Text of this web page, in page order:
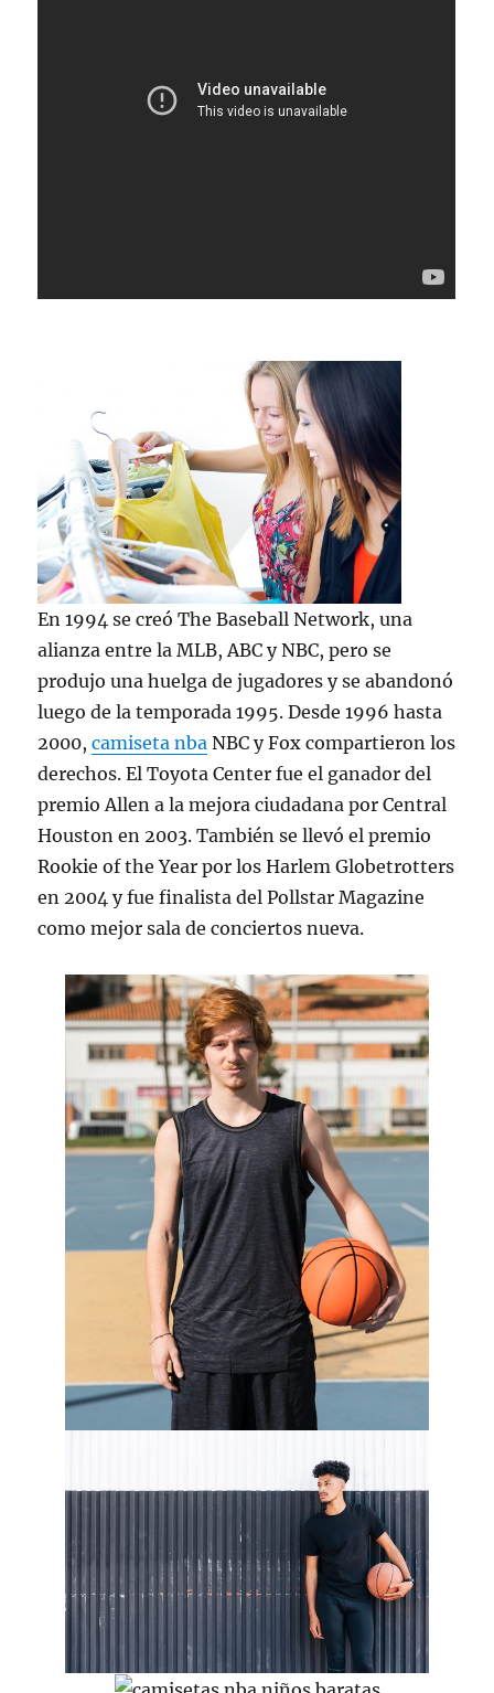
En 1994 se creó The Baseball Network, una
alianza entre la MLB, ABC y NBC, pero se
produjo una huelga de jugadores y se abandonó
luego de la temporada 1995. Desde 1996 hasta
2000,camiseta nba NBC y Fox compartieron los
derechos. El Toyota Center fue el ganador del
premio Allen a la mejora ciudadana por Central
Houston en 2003. También se llevó el premio
Rookie of the Year por los Harlem Globetrotters
en 2004 y fue finalista del Pollstar Magazine
como mejor sala de conciertos nueva.